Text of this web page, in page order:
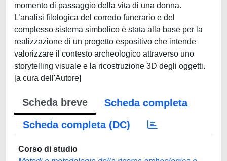
momento di passaggio della vita di una donna.
L’analisi filologica del corredo funerario e del
complesso sistema simbolico è stata alla base per la
realizzazione di un progetto espositivo che intende
valorizzare il contesto archeologico attraverso uno
storytelling visuale e la ricostruzione 3D degli oggetti.
[a cura dell'Autore]
Scheda breve
Scheda completa
Scheda completa (DC)
Corso di studio